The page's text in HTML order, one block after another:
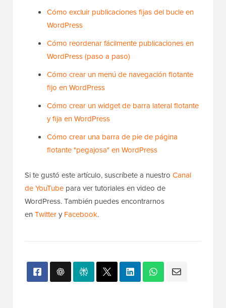
Cómo excluir publicaciones fijas del bucle en
WordPress
Cómo reordenar fácilmente publicaciones en
WordPress (paso a paso)
Cómo crear un menú de navegación flotante
fijo en WordPress
Cómo crear un widget de barra lateral flotante
y fija en WordPress
Cómo crear una barra de pie de página
flotante "pegajosa" en WordPress
Si te gustó este artículo, suscríbete a nuestro Canal
de YouTube para ver tutoriales en video de
WordPress. También puedes encontrarnos
en Twittery Facebook.